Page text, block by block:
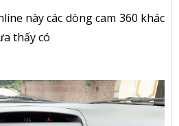
này các dòng cam 360 khác
thấy có